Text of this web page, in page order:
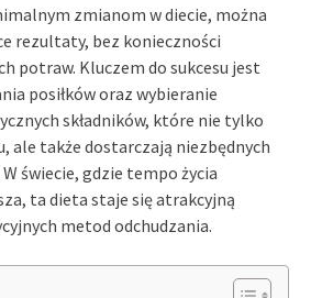
zmianom w diecie, można
rezultaty, bez konieczności
potraw. Kluczem do sukcesu jest
posiłków oraz wybieranie
składników, które nie tylko
ale także dostarczają niezbędnych
świecie, gdzie tempo życia
ta dieta staje się atrakcyjną
metod odchudzania.